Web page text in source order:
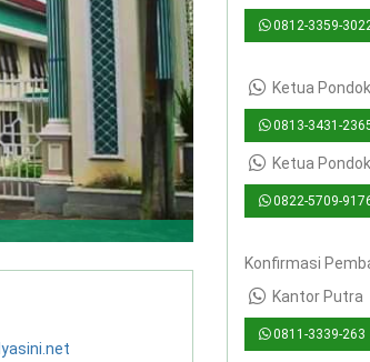
0812-3359-
Ketua
0813-3431-
Ketua
0822-5709-
Konfirmasi
Kantor Putra
0811-3339-263